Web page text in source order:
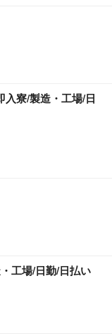
入寮/製造・工場/日
工場/日勤/日払い